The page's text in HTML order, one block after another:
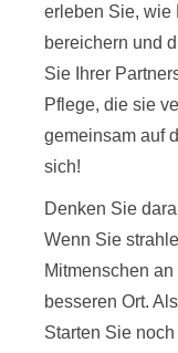
erleben Sie, wie
bereichern und
Sie Ihrer
Pflege, die sie
gemeinsam auf
sich!
Denken Sie
Wenn Sie
Mitmenschen
besseren Ort.
Starten Sie